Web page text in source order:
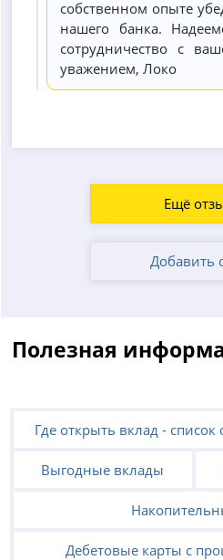
собственном опыте
нашего банка.
сотрудничество с
уважением, Локо
Ещё
Добавить
Полезная
Где открыть вклад -
Выгодные вклады
Дебетовые карты с